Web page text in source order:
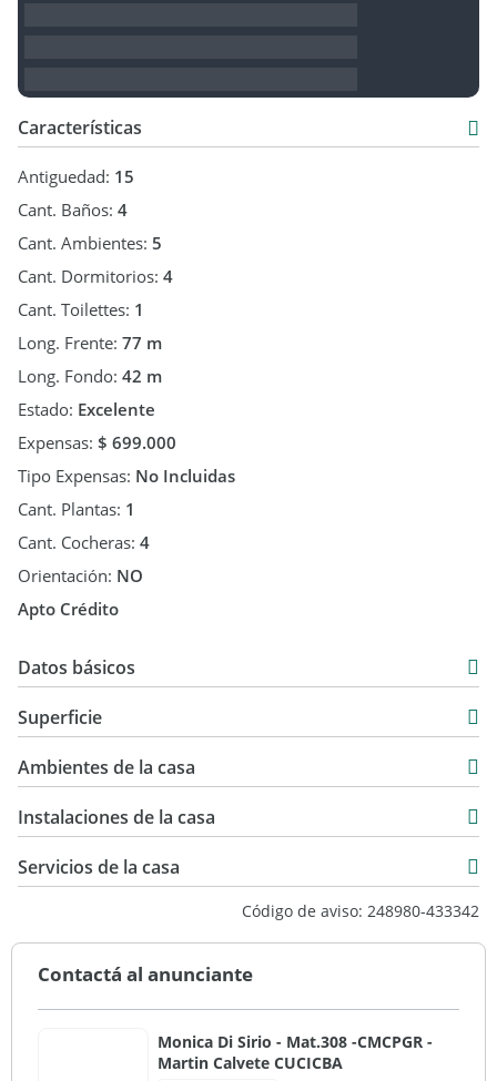
Características
Antiguedad: 15
Cant. Baños: 4
Cant. Ambientes: 5
Cant. Dormitorios: 4
Cant. Toilettes: 1
Long. Frente: 77 m
Long. Fondo: 42 m
Estado: Excelente
Expensas: $ 699.000
Tipo Expensas: No Incluidas
Cant. Plantas: 1
Cant. Cocheras: 4
Orientación: NO
Apto Crédito
Datos básicos
Venta
USD 365.000
Superficie
400 m2
Ambientes de la casa
Instalaciones de la casa
Servicios de la casa
Código de aviso: 248980-433342
Contactá al anunciante
Monica Di Sirio - Mat.308 -CMCPGR -
Martin Calvete CUCICBA